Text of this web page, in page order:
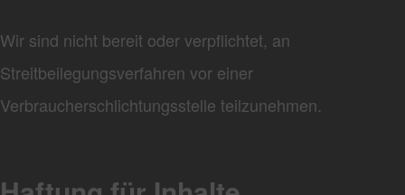
Wir sind nicht bereit oder verpflichtet, an
Streitbeilegungsverfahren vor einer
Verbraucherschlichtungsstelle teilzunehmen.